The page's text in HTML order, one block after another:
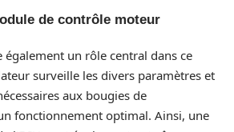
de contrôle moteur
également un rôle central dans ce
surveille les divers paramètres et
aux bougies de
fonctionnement optimal. Ainsi, une